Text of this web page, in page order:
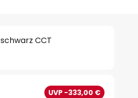
CCT
UVP -333,00 €